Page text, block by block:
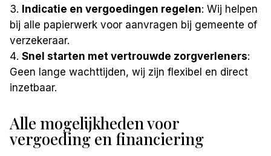
Indicatie en vergoedingen regelen: Wij helpen
bij alle papierwerk voor aanvragen bij gemeente of
verzekeraar.
Snel starten met vertrouwde zorgverleners:
Geen lange wachttijden, wij zijn flexibel en direct
inzetbaar.
Alle mogelijkheden voor
vergoeding en financiering